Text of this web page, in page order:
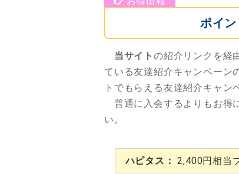
ポイ
当サイトの紹介リンクを経
ている友達紹介キャンペーン
トでもらえる友達紹介キャン
普通に入会するよりもお得
い。
ハピタス： 2,400円相当